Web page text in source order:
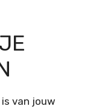
van jouw